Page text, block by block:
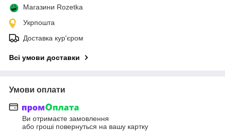
Магазини Rozetka
Укрпошта
Доставка кур'єром
Всі умови доставки
Умови оплати
Ви отримаєте замовлення
або гроші повернуться на вашу картку